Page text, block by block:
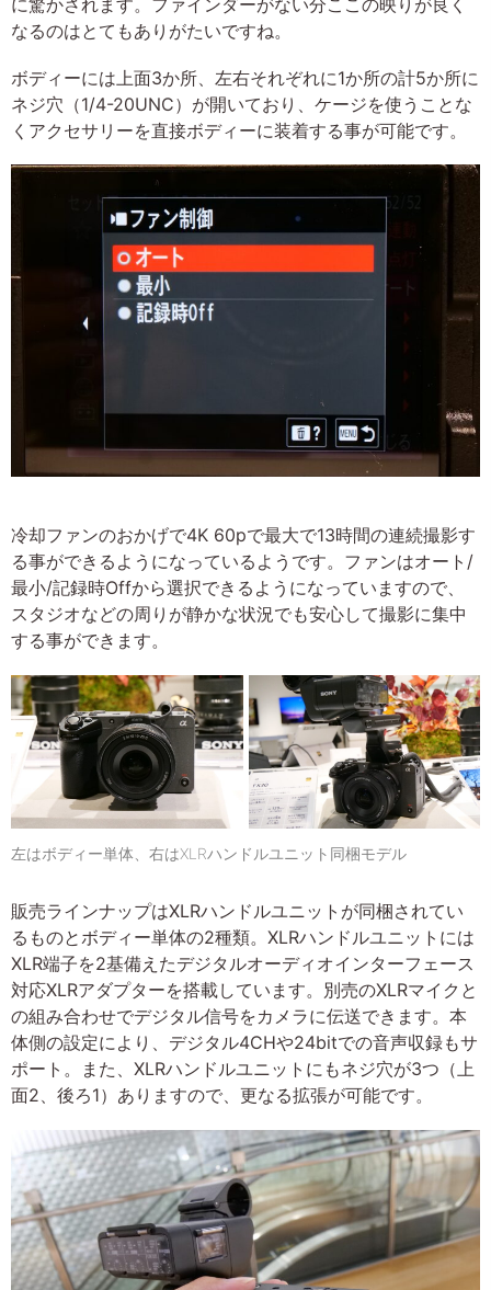
なるのはとてもありがたいですね。
ボディーには上面3か所、左右それぞれに1か所の計5か所に
ネジ穴（1/4-20UNC）が開いており、ケージを使うことな
くアクセサリーを直接ボディーに装着する事が可能です。
冷却ファンのおかげで4K 60pで最大で13時間の連続撮影す
る事ができるようになっているようです。ファンはオート/
最小/記録時Offから選択できるようになっていますので、
スタジオなどの周りが静かな状況でも安心して撮影に集中
する事ができます。
左はボディー単体、右はXLRハンドルユニット同梱モデル
販売ラインナップはXLRハンドルユニットが同梱されてい
るものとボディー単体の2種類。XLRハンドルユニットには
XLR端子を2基備えたデジタルオーディオインターフェース
対応XLRアダプターを搭載しています。別売のXLRマイクと
の組み合わせでデジタル信号をカメラに伝送できます。本
体側の設定により、デジタル4CHや24bitでの音声収録もサ
ポート。また、XLRハンドルユニットにもネジ穴が3つ（上
面2、後ろ1）ありますので、更なる拡張が可能です。